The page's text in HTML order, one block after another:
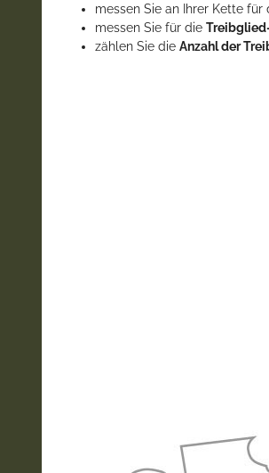
messen Sie an Ihrer Kette
messen Sie für die
zählen Sie die Anzahl der